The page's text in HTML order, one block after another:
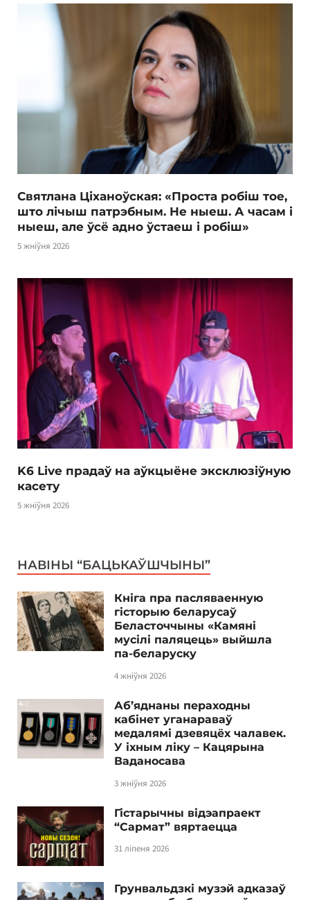
Святлана Ціханоўская: «Проста робіш тое,
што лічыш патрэбным. Не ныеш. А часам і
ныеш, але ўсё адно ўстаеш і робіш»
5 жніўня 2026
K6 Live прадаў на аўкцыёне эксклюзіўную
касету
5 жніўня 2026
НАВІНЫ “БАЦЬКАЎШЧЫНЫ”
Кніга пра пасляваенную
гісторыю беларусаў
Беласточчыны «Камяні
мусілі паляцець» выйшла
па-беларуску
4 жніўня 2026
Аб’яднаны пераходны
кабінет уганараваў
медалямі дзевяцёх чалавек.
У іхным ліку – Кацярына
Ваданосава
3 жніўня 2026
Гістарычны відэапраект
“Сармат” вяртаецца
31 ліпеня 2026
Грунвальдзкі музэй адказаў